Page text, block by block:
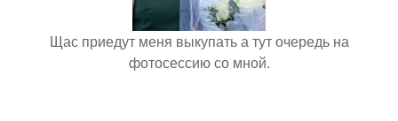
Щас приедут меня выкупать а тут очередь на
фотосессию со мной.